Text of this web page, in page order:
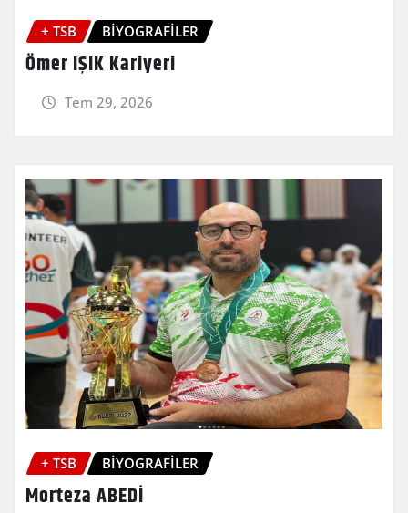
+ TSB BİYOGRAFİLER
Ömer IŞIK Kariyeri
Tem 29, 2026
+ TSB BİYOGRAFİLER
Morteza ABEDİ